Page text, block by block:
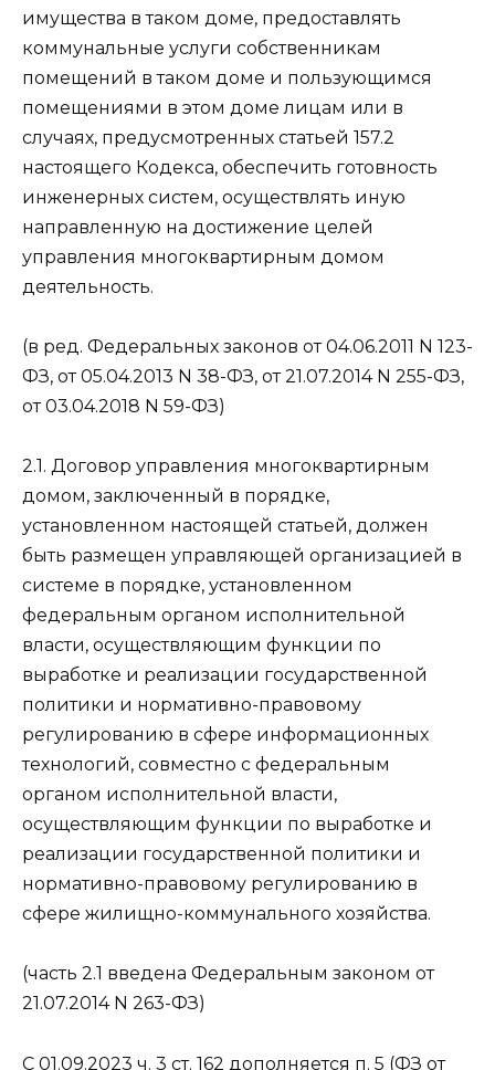
имущества в таком доме, предоставлять
коммунальные услуги собственникам
помещений в таком доме и пользующимся
помещениями в этом доме лицам или в
случаях, предусмотренных статьей 157.2
настоящего Кодекса, обеспечить готовность
инженерных систем, осуществлять иную
направленную на достижение целей
управления многоквартирным домом
деятельность.
(в ред. Федеральных законов от 04.06.2011 N 123-
ФЗ, от 05.04.2013 N 38-ФЗ, от 21.07.2014 N 255-ФЗ,
от 03.04.2018 N 59-ФЗ)
2.1. Договор управления многоквартирным
домом, заключенный в порядке,
установленном настоящей статьей, должен
быть размещен управляющей организацией в
системе в порядке, установленном
федеральным органом исполнительной
власти, осуществляющим функции по
выработке и реализации государственной
политики и нормативно-правовому
регулированию в сфере информационных
технологий, совместно с федеральным
органом исполнительной власти,
осуществляющим функции по выработке и
реализации государственной политики и
нормативно-правовому регулированию в
сфере жилищно-коммунального хозяйства.
(часть 2.1 введена Федеральным законом от
21.07.2014 N 263-ФЗ)
С 01.09.2023 ч. 3 ст. 162 дополняется п. 5 (ФЗ от